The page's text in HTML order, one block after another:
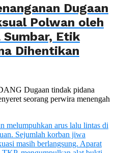
Dugaan
Polwan oleh
Sumbar, Etik
Dihentikan
Dugaan tindak pidana
seorang perwira menengah